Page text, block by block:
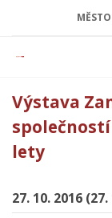
Výstava
lety
27. 10. 2016